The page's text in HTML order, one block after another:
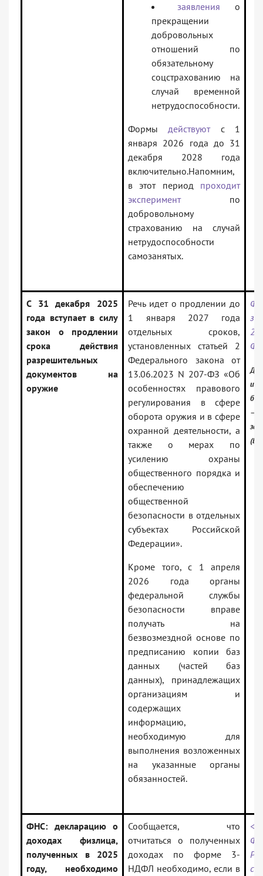
заявления о
прекращении
добровольных
отношений по
обязательному
соцстрахованию на
случай временной
нетрудоспособности.
Формыдействуютс 1
января 2026 года до 31
декабря 2028 года
включительно.Напомним,
в этот период проходит
экспериментпо
добровольному
страхованию на случай
нетрудоспособности
самозанятых.
С 31 декабря 2025
года вступает в силу
закон о продлении
срока действия
разрешительных
документов на
оружие
Речь идет о продлении до
1 января 2027 года
отдельных сроков,
установленных статьей 2
Федерального закона от
13.06.2023 N 207-ФЗ «Об
особенностях правового
регулирования в сфере
оборота оружия и в сфере
охранной деятельности, а
также о мерах по
усилению охраны
общественного порядка и
обеспечению
общественной
безопасности в отдельных
субъектах Российской
Федерации».
Кроме того, с 1 апреля
2026 года органы
федеральной службы
безопасности вправе
получать на
безвозмездной основе по
предписанию копии баз
данных (частей баз
данных), принадлежащих
организациям и
содержащих
информацию,
необходимую для
выполнения возложенных
на указанные органы
обязанностей.
—
ФНС: декларацию о
доходах физлица,
полученных в 2025
году, необходимо
Сообщается, что
отчитаться о полученных
доходах по форме 3-
НДФЛ необходимо, если в